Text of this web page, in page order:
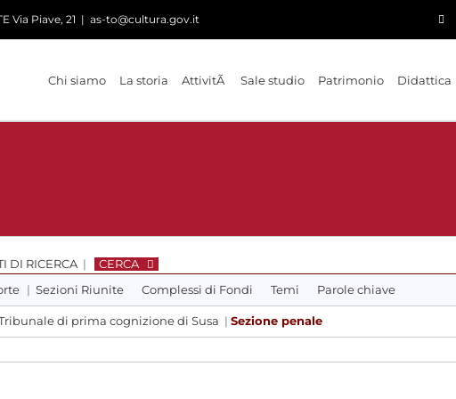
Via Piave, 21 | as-to@cultura.gov.it
Chi siamo La storia AttivitÃ Sale studio Patrimonio Didattica
DI RICERCA |
CERCA
| Sezioni Riunite Complessi di Fondi Temi Parole chiave
di prima cognizione di Susa | Sezione penale